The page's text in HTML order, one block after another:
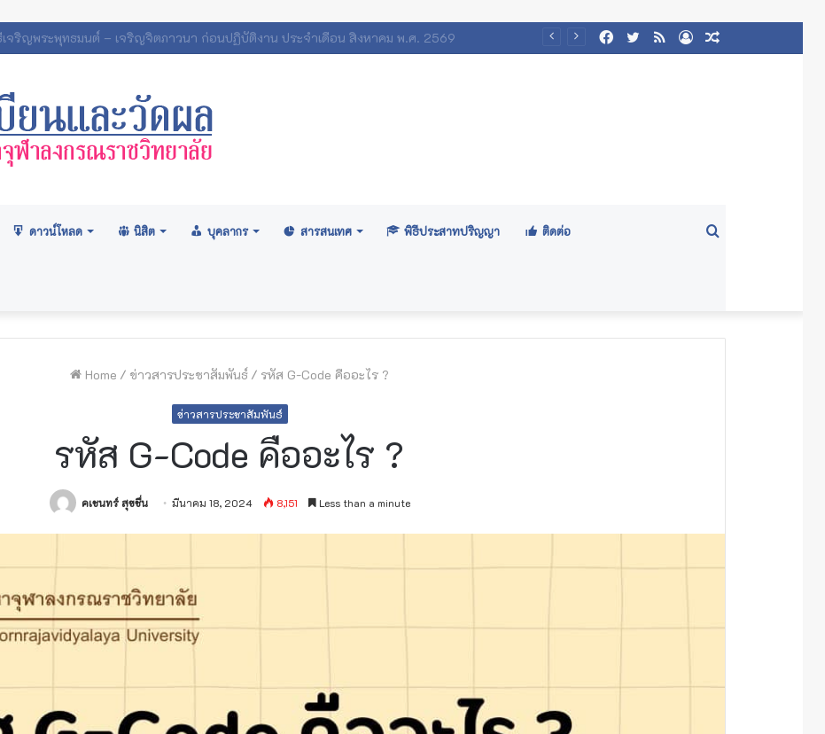
ประกาศสภามหาวิทยาลัย: อนุมัติปริญญา ระดับปริญญาตรี รุ่นที่ ๗๑ (ครั้งที่ ๒/๒๕๖๙)
Log
RSS
Twitter
Facebook
ดาวน์โหลด นิสิต บุคลากร สารสนเทศ พิธีประสาทปริญญา ติดต่อ
Home / ข่าวสารประชาสัมพันธ์ / รหัส G-Code คืออะไร ?
ข่าวสารประชาสัมพันธ์
รหัส G-Code คืออะไร ?
คเชนทร์ สุขชื่น มีนาคม 18, 2024 8,151 Less than a minute